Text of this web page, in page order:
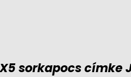
sorkapocs címke